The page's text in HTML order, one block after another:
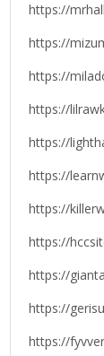
https://
https://
https://
https://
https://
https://
https://
https://
https://
https://
https://